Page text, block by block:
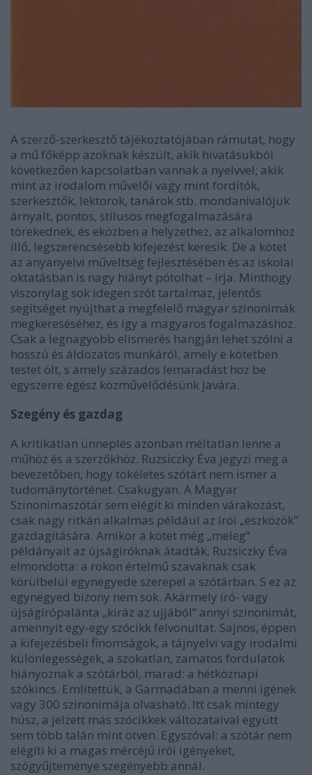
A szerző-szerkesztő tájékoztatójában rámutat, hogy
a mű főképp azoknak készült, akik hivatásukból
következően kapcsolatban vannak a nyelvvel; akik
mint az irodalom művelői vagy mint fordítók,
szerkesztők, lektorok, tanárok stb. mondanivalójuk
árnyalt, pontos, stílusos megfogalmazására
törekednek, és eközben a helyzethez, az alkalomhoz
illő, legszerencsésebb kifejezést keresik. De a kötet
az anyanyelvi műveltség fejlesztésében és az iskolai
oktatásban is nagy hiányt pótolhat – írja. Minthogy
viszonylag sok idegen szót tartalmaz, jelentős
segítséget nyújthat a megfelelő magyar szinonimák
megkereséséhez, és így a magyaros fogalmazáshoz.
Csak a legnagyobb elismerés hangján lehet szólni a
hosszú és áldozatos munkáról, amely e kötetben
testet ölt, s amely százados lemaradást hoz be
egyszerre egész közművelődésünk javára.
Szegény és gazdag
A kritikátlan ünneplés azonban méltatlan lenne a
műhöz és a szerzőkhöz. Ruzsiczky Éva jegyzi meg a
bevezetőben, hogy tökéletes szótárt nem ismer a
tudománytörténet. Csakugyan. A Magyar
Szinonimaszótár sem elégít ki minden várakozást,
csak nagy ritkán alkalmas például az írói „eszközök”
gazdagítására. Amikor a kötet még „meleg”
példányait az újságíróknak átadták, Ruzsiczky Éva
elmondotta: a rokon értelmű szavaknak csak
körülbelül egynegyede szerepel a szótárban. S ez az
egynegyed bizony nem sok. Akármely író- vagy
újságírópalánta „kiráz az ujjából” annyi szinonimát,
amennyit egy-egy szócikk felvonultat. Sajnos, éppen
a kifejezésbeli finomságok, a tájnyelvi vagy irodalmi
különlegességek, a szokatlan, zamatos fordulatok
hiányoznak a szótárból, marad: a hétköznapi
szókincs. Említettük, a Garmadában a menni igének
vagy 300 szinonimája olvasható. Itt csak mintegy
húsz, a jelzett más szócikkek változataival együtt
sem több talán mint ötven. Egyszóval: a szótár nem
elégíti ki a magas mércéjű írói igényeket,
szógyűjteménye szegényebb annál.